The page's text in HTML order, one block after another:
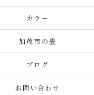
カラー
加茂市の畳
ブログ
お問い合わせ